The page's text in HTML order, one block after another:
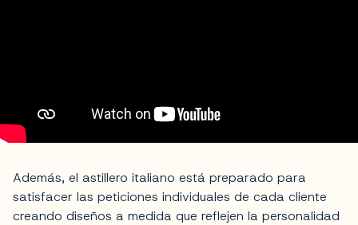
Además, el astillero italiano está preparado para
satisfacer las peticiones individuales de cada cliente
creando diseños a medida que reflejen la personalidad